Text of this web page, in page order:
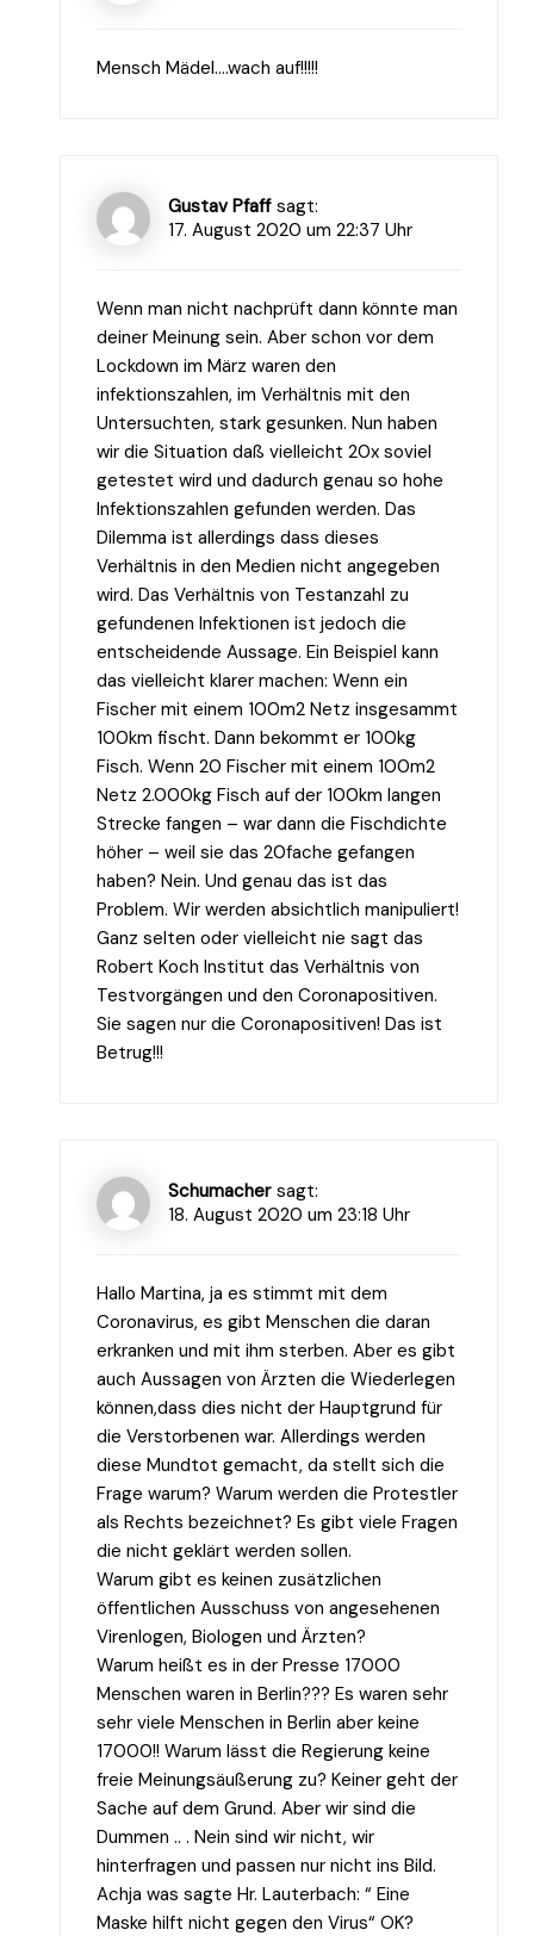
Mensch Mädel….wach auf!!!!!
Gustav Pfaff sagt:
17. August 2020 um 22:37 Uhr
Wenn man nicht nachprüft dann könnte man
deiner Meinung sein. Aber schon vor dem
Lockdown im März waren den
infektionszahlen, im Verhältnis mit den
Untersuchten, stark gesunken. Nun haben
wir die Situation daß vielleicht 20x soviel
getestet wird und dadurch genau so hohe
Infektionszahlen gefunden werden. Das
Dilemma ist allerdings dass dieses
Verhältnis in den Medien nicht angegeben
wird. Das Verhältnis von Testanzahl zu
gefundenen Infektionen ist jedoch die
entscheidende Aussage. Ein Beispiel kann
das vielleicht klarer machen: Wenn ein
Fischer mit einem 100m2 Netz insgesammt
100km fischt. Dann bekommt er 100kg
Fisch. Wenn 20 Fischer mit einem 100m2
Netz 2.000kg Fisch auf der 100km langen
Strecke fangen – war dann die Fischdichte
höher – weil sie das 20fache gefangen
haben? Nein. Und genau das ist das
Problem. Wir werden absichtlich manipuliert!
Ganz selten oder vielleicht nie sagt das
Robert Koch Institut das Verhältnis von
Testvorgängen und den Coronapositiven.
Sie sagen nur die Coronapositiven! Das ist
Betrug!!!
Schumacher sagt:
18. August 2020 um 23:18 Uhr
Hallo Martina, ja es stimmt mit dem
Coronavirus, es gibt Menschen die daran
erkranken und mit ihm sterben. Aber es gibt
auch Aussagen von Ärzten die Wiederlegen
können,dass dies nicht der Hauptgrund für
die Verstorbenen war. Allerdings werden
diese Mundtot gemacht, da stellt sich die
Frage warum? Warum werden die Protestler
als Rechts bezeichnet? Es gibt viele Fragen
die nicht geklärt werden sollen.
Warum gibt es keinen zusätzlichen
öffentlichen Ausschuss von angesehenen
Virenlogen, Biologen und Ärzten?
Warum heißt es in der Presse 17000
Menschen waren in Berlin??? Es waren sehr
sehr viele Menschen in Berlin aber keine
17000!! Warum lässt die Regierung keine
freie Meinungsäußerung zu? Keiner geht der
Sache auf dem Grund. Aber wir sind die
Dummen .. . Nein sind wir nicht, wir
hinterfragen und passen nur nicht ins Bild.
Achja was sagte Hr. Lauterbach: “ Eine
Maske hilft nicht gegen den Virus“ OK?